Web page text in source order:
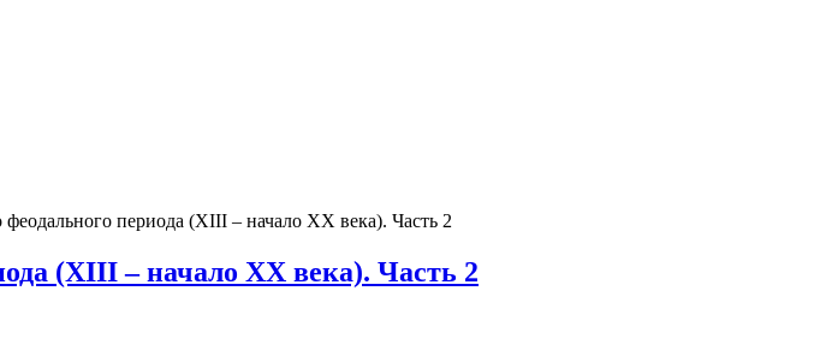
периода (XIII – начало ХХ века). Часть 2
(XIII – начало ХХ века). Часть 2